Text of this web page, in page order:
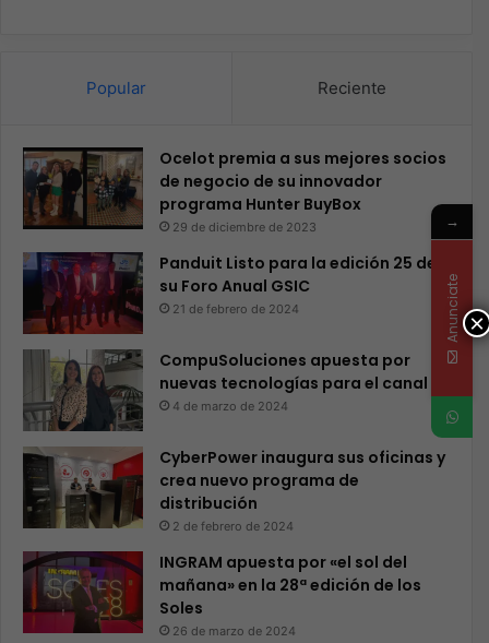
Popular Reciente
Ocelot premia a sus mejores socios
de negocio de su innovador
programa Hunter BuyBox
29 de diciembre de 2023
Panduit Listo para la edición 25 de
su Foro Anual GSIC
21 de febrero de 2024
CompuSoluciones apuesta por
nuevas tecnologías para el canal
4 de marzo de 2024
CyberPower inaugura sus oficinas y
crea nuevo programa de
distribución
2 de febrero de 2024
INGRAM apuesta por «el sol del
mañana» en la 28ª edición de los
Soles
26 de marzo de 2024
×
→
Anunciate